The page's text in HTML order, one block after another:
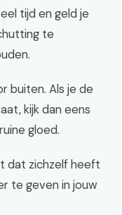
tijd en geld je
te
buiten. Als je de
kijk dan eens
gloed.
dat zichzelf heeft
te geven in jouw